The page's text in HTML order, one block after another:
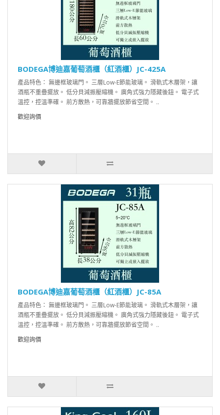
BODEGA博迪嘉葡萄酒櫃（紅酒櫃）JC-425A
產品特色： 無邊框玻璃門。 三層Low-E節能玻璃。 滑軌式木層架，讓
酒瓶不重疊擺放。 低分貝減振壓縮機。 廣角式強力隱藏後鈕。 電子式
溫控，控溫準確。 前方散熱，可靠牆擺放節省空間。 ..
歡迎詢價
BODEGA博迪嘉葡萄酒櫃（紅酒櫃）JC-85A
產品特色： 無邊框玻璃門。 三層Low-E節能玻璃。 滑軌式木層架，讓
酒瓶不重疊擺放。 低分貝減振壓縮機。 廣角式強力隱藏後鈕。 電子式
溫控，控溫準確。 前方散熱，可靠牆擺放節省空間。 ..
歡迎詢價